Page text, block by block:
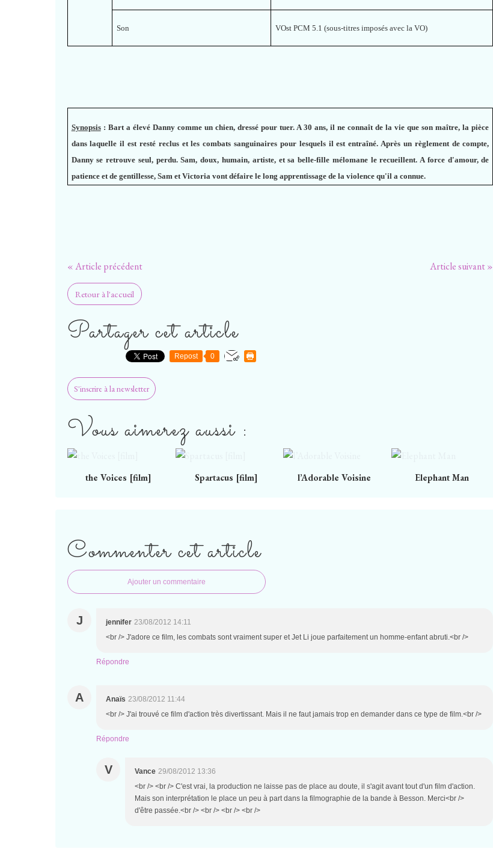
Son VOst PCM 5.1 (sous-titres imposés avec la VO)
Synopsis : Bart a élevé Danny comme un chien, dressé pour tuer. A 30 ans, il ne connaît de la vie que son maître, la pièce
dans laquelle il est resté reclus et les combats sanguinaires pour lesquels il est entraîné. Après un règlement de compte,
Danny se retrouve seul, perdu. Sam, doux, humain, artiste, et sa belle-fille mélomane le recueillent. A force d'amour, de
patience et de gentillesse, Sam et Victoria vont défaire le long apprentissage de la violence qu'il a connue.
« Article précédent Article suivant »
Retour à l'accueil
Partager cet article
Repost 0
S'inscrire à la newsletter
Vous aimerez aussi :
the Voices [film] Spartacus [film] l’Adorable Voisine Elephant Man
Commenter cet article
Ajouter un commentaire
J jennifer 23/08/2012 14:11
<br /> J'adore ce film, les combats sont vraiment super et Jet Li joue parfaitement un homme-enfant abruti.<br />
Répondre
A Anaïs 23/08/2012 11:44
<br /> J'ai trouvé ce film d'action très divertissant. Mais il ne faut jamais trop en demander dans ce type de film.<br />
Répondre
V Vance 29/08/2012 13:36
<br /> <br /> C'est vrai, la production ne laisse pas de place au doute, il s'agit avant tout d'un film d'action.
Mais son interprétation le place un peu à part dans la filmographie de la bande à Besson. Merci<br />
d'être passée.<br /> <br /> <br /> <br />